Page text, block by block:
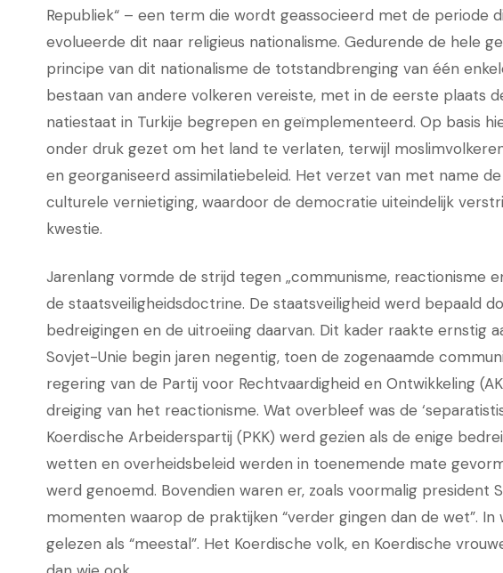
Republiek“ – een term die wordt geassocieerd met de periode
evolueerde dit naar religieus nationalisme. Gedurende de hele
principe van dit nationalisme de totstandbrenging van één
bestaan van andere volkeren vereiste, met in de eerste plaats
natiestaat in Turkije begrepen en geïmplementeerd. Op basis
onder druk gezet om het land te verlaten, terwijl
en georganiseerd assimilatiebeleid. Het verzet van met name
culturele vernietiging, waardoor de democratie uiteindelijk
kwestie.
Jarenlang vormde de strijd tegen „communisme, reactionisme
de staatsveiligheidsdoctrine. De staatsveiligheid werd bepaald
bedreigingen en de uitroeiing daarvan. Dit kader raakte ernstig
Sovjet-Unie begin jaren negentig, toen de zogenaamde
regering van de Partij voor Rechtvaardigheid en Ontwikkeling
dreiging van het reactionisme. Wat overbleef was de
Koerdische Arbeiderspartij (PKK) werd gezien als de enige
wetten en overheidsbeleid werden in toenemende mate
werd genoemd. Bovendien waren er, zoals voormalig president
momenten waarop de praktijken “verder gingen dan de wet”.
gelezen als “meestal”. Het Koerdische volk, en Koerdische